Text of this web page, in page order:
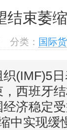
结束萎缩
分类： 国际
(IMF)5
西班牙
济稳定
中实现缓